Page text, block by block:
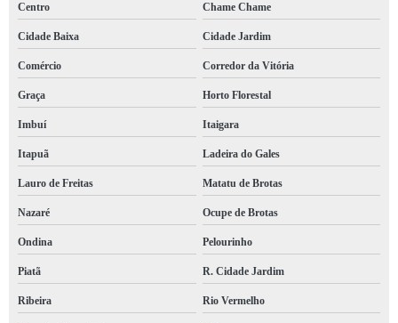
Centro Chame Chame
Cidade Baixa Cidade Jardim
Comércio Corredor da Vitória
Graça Horto Florestal
Imbuí Itaigara
Itapuã Ladeira do Gales
Lauro de Freitas Matatu de Brotas
Nazaré Ocupe de Brotas
Ondina Pelourinho
Piatã R. Cidade Jardim
Ribeira Rio Vermelho